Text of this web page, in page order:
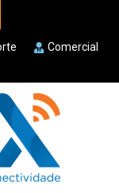
Comercial